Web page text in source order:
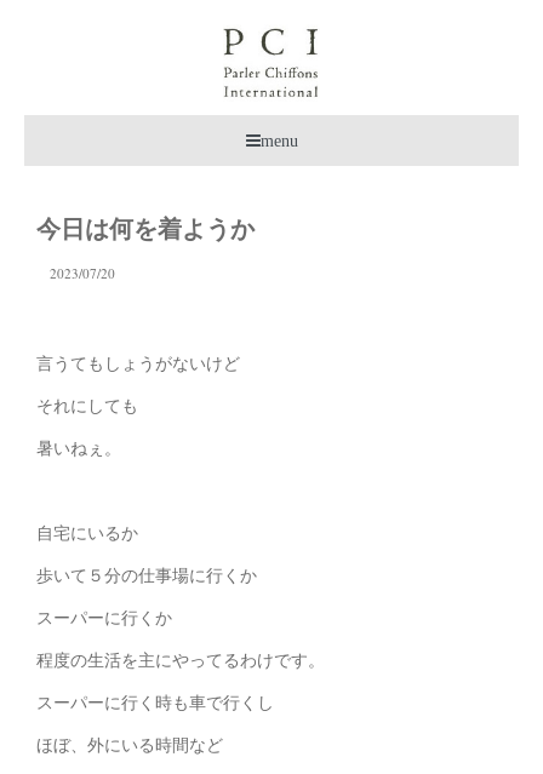
menu
今日は何を着ようか
2023/07/20
言うてもしょうがないけど
それにしても
暑いねぇ。
自宅にいるか
歩いて５分の仕事場に行くか
スーパーに行くか
程度の生活を主にやってるわけです。
スーパーに行く時も車で行くし
ほぼ、外にいる時間など